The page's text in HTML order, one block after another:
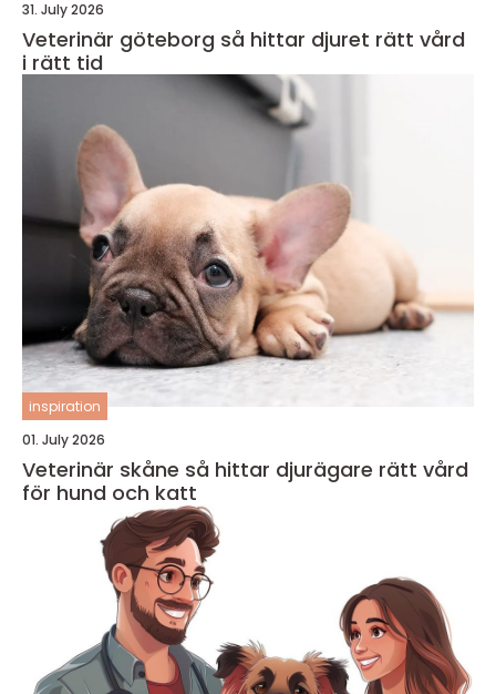
31. July 2026
Veterinär göteborg så hittar djuret rätt vård
i rätt tid
inspiration
01. July 2026
Veterinär skåne så hittar djurägare rätt vård
för hund och katt